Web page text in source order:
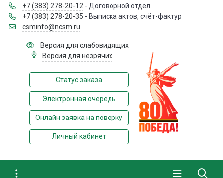
+7 (383) 278-20-12 - Договорной отдел
+7 (383) 278-20-35 - Выписка актов, счёт-фактур
csminfo@ncsm.ru
Версия для слабовидящих
Версия для незрячих
Статус заказа
Электронная очередь
Онлайн заявка на поверку
Личный кабинет